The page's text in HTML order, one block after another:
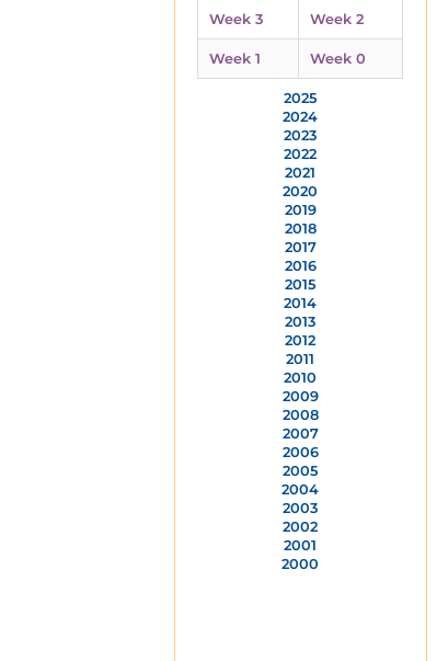
Week 3 Week 2
Week 1 Week 0
2025
2024
2023
2022
2021
2020
2019
2018
2017
2016
2015
2014
2013
2012
2011
2010
2009
2008
2007
2006
2005
2004
2003
2002
2001
2000